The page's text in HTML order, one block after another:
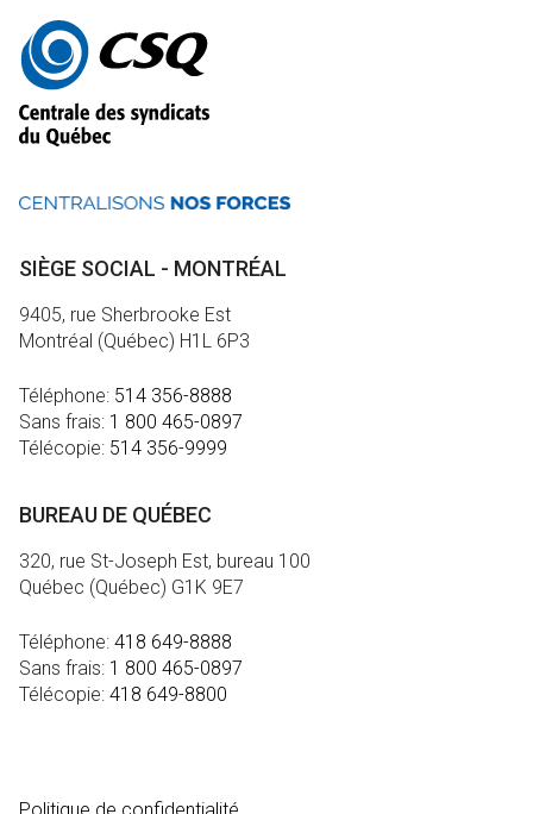
Autres
informations
SIÈGE SOCIAL - MONTRÉAL
9405, rue Sherbrooke Est
Montréal (Québec) H1L 6P3
Téléphone: 514 356-8888
Sans frais: 1 800 465-0897
Télécopie: 514 356-9999
BUREAU DE QUÉBEC
320, rue St-Joseph Est, bureau 100
Québec (Québec) G1K 9E7
Téléphone: 418 649-8888
Sans frais: 1 800 465-0897
Télécopie: 418 649-8800
Politique de confidentialité